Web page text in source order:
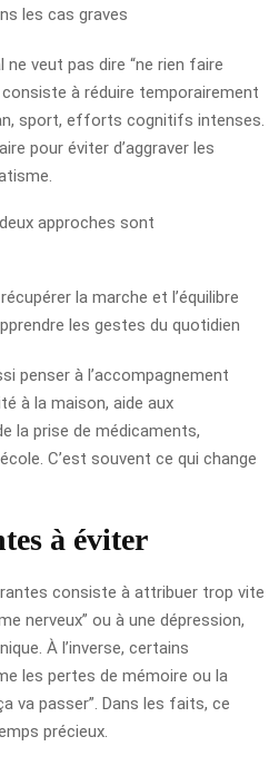
les cas graves
ne veut pas dire “ne rien faire
consiste à réduire temporairement
sport, efforts cognitifs intenses.
pour éviter d’aggraver les
approches sont
la marche et l’équilibre
les gestes du quotidien
penser à l’accompagnement
à la maison, aide aux
la prise de médicaments,
C’est souvent ce qui change
à éviter
consiste à attribuer trop vite
nerveux” ou à une dépression,
À l’inverse, certains
les pertes de mémoire ou la
va passer”. Dans les faits, ce
précieux.